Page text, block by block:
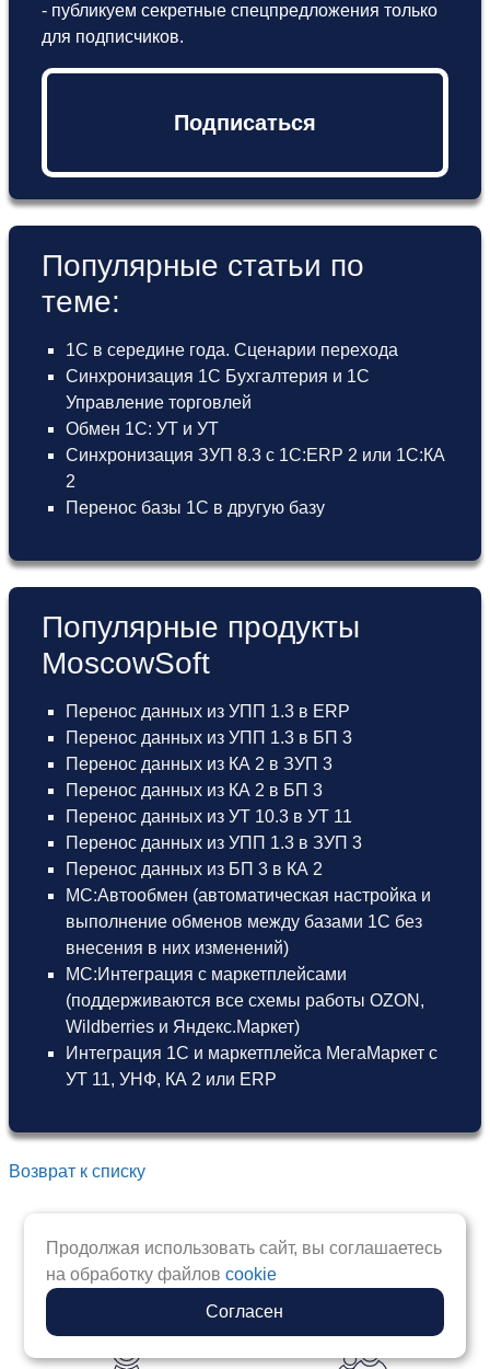
- публикуем секретные спецпредложения только
для подписчиков.
Подписаться
Популярные статьи по
теме:
1С в середине года. Сценарии перехода
Синхронизация 1С Бухгалтерия и 1С
Управление торговлей
Обмен 1С: УТ и УТ
Синхронизация ЗУП 8.3 с 1С:ERP 2 или 1С:КА
2
Перенос базы 1С в другую базу
Популярные продукты
MoscowSoft
Перенос данных из УПП 1.3 в ERP
Перенос данных из УПП 1.3 в БП 3
Перенос данных из КА 2 в ЗУП 3
Перенос данных из КА 2 в БП 3
Перенос данных из УТ 10.3 в УТ 11
Перенос данных из УПП 1.3 в ЗУП 3
Перенос данных из БП 3 в КА 2
МС:Автообмен (автоматическая настройка и
выполнение обменов между базами 1С без
внесения в них изменений)
МС:Интеграция с маркетплейсами
(поддерживаются все схемы работы OZON,
Wildberries и Яндекс.Маркет)
Интеграция 1С и маркетплейса МегаМаркет с
УТ 11, УНФ, КА 2 или ERP
Возврат к списку
Продолжая использовать сайт, вы соглашаетесь
на обработку файловcookie
Согласен